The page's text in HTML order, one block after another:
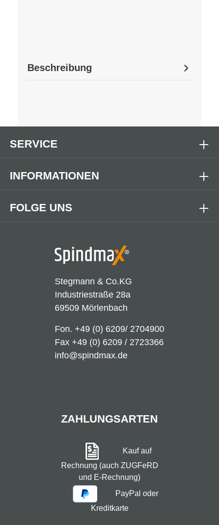
Beschreibung
Stegmann & Co.KG
Industriestraße 28a
69509 Mörlenbach
Fon. +49 (0) 6209/ 2704900
Fax +49 (0) 6209 / 2723366
info@spindmax.de
FOLGE UNS
SERVICE
INFORMATIONEN
ZAHLUNGSARTEN
Kauf auf
Rechnung (auch ZUGFeRD
und E-Rechnung)
PayPal oder
Kreditkarte